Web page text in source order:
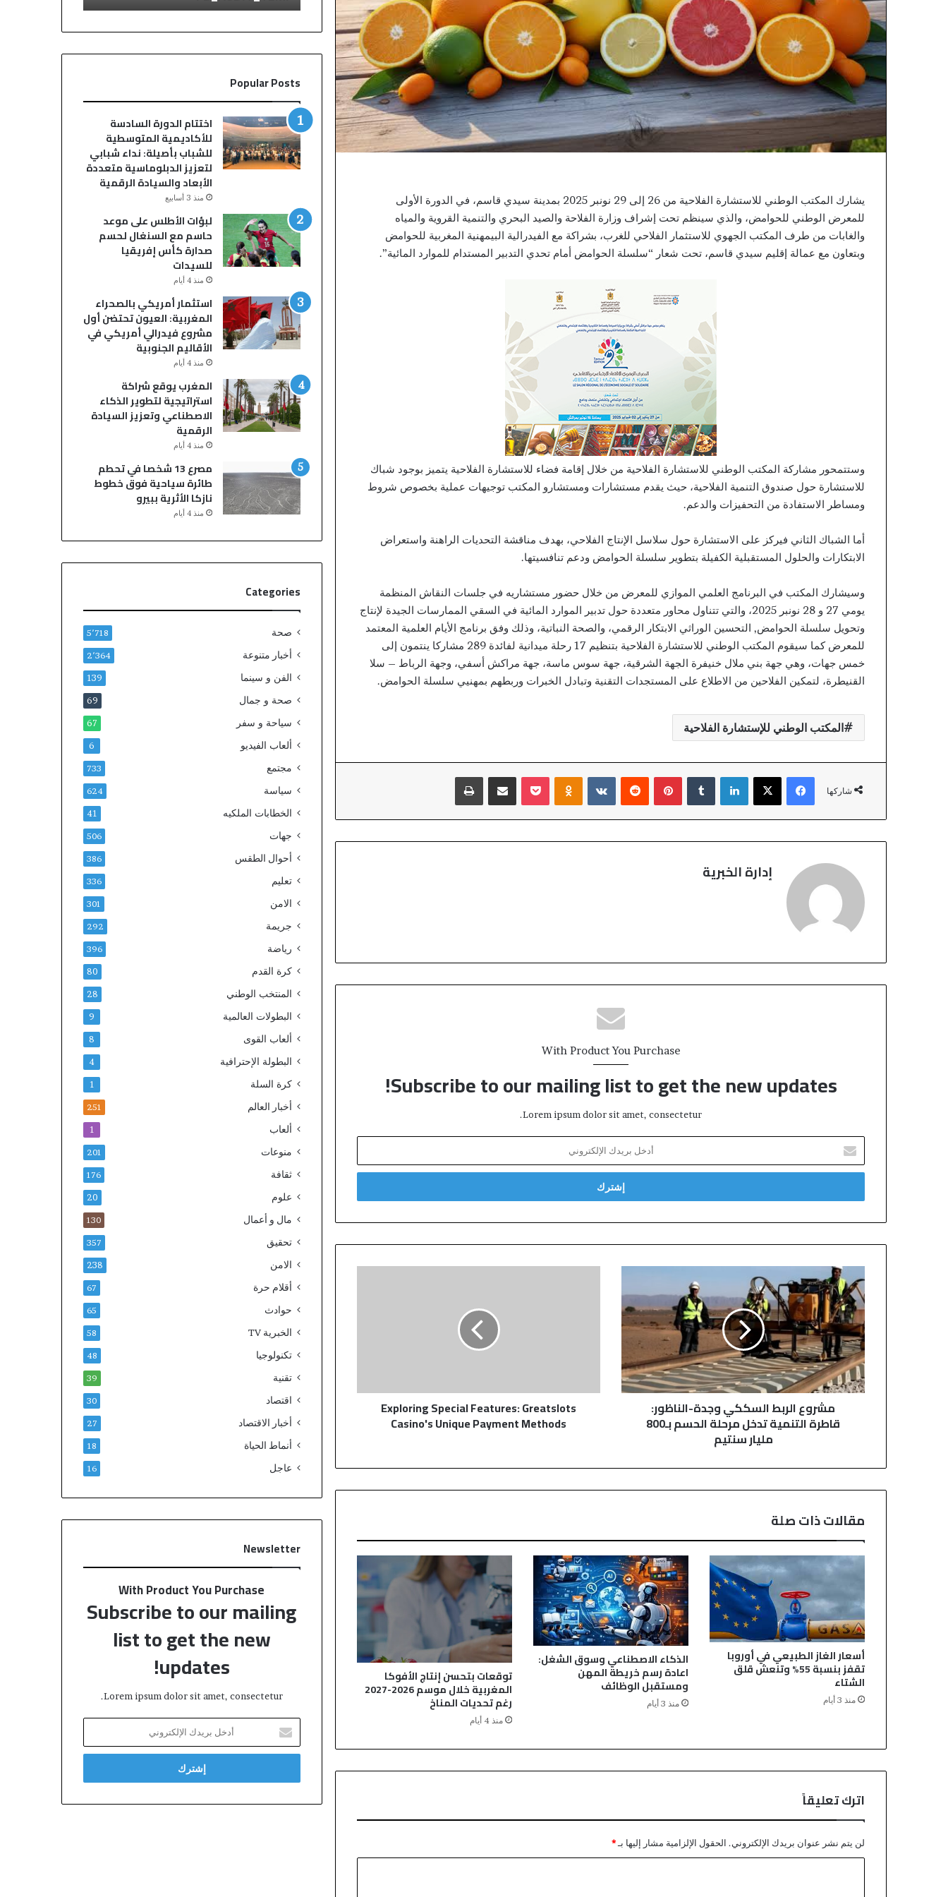
يشارك المكتب الوطني للاستشارة الفلاحية من 26 إلى 29 نونبر 2025 بمدينة سيدي قاسم، في الدورة الأولى
للمعرض الوطني للحوامض، والذي سينظم تحت إشراف وزارة الفلاحة والصيد البحري والتنمية القروية والمياه
والغابات من طرف المكتب الجهوي للاستثمار الفلاحي للغرب، بشراكة مع الفيدرالية البيمهنية المغربية للحوامض
وبتعاون مع عمالة إقليم سيدي قاسم، تحت شعار “سلسلة الحوامض أمام تحدي التدبير المستدام للموارد المائية”.
وستتمحور مشاركة المكتب الوطني للاستشارة الفلاحية من خلال إقامة فضاء للاستشارة الفلاحية يتميز بوجود شباك
للاستشارة حول صندوق التنمية الفلاحية، حيث يقدم مستشارات ومستشارو المكتب توجيهات عملية بخصوص شروط
ومساطر الاستفادة من التحفيزات والدعم.
أما الشباك الثاني فيركز على الاستشارة حول سلاسل الإنتاج الفلاحي، بهدف مناقشة التحديات الراهنة واستعراض
الابتكارات والحلول المستقبلية الكفيلة بتطوير سلسلة الحوامض ودعم تنافسيتها.
وسيشارك المكتب في البرنامج العلمي الموازي للمعرض من خلال حضور مستشاريه في جلسات النقاش المنظمة
يومي 27 و 28 نونبر 2025، والتي تتناول محاور متعددة حول تدبير الموارد المائية في السقي الممارسات الجيدة لإنتاج
وتحويل سلسلة الحوامض, التحسين الوراثي الابتكار الرقمي، والصحة النباتية، وذلك وفق برنامج الأيام العلمية المعتمد
للمعرض كما سيقوم المكتب الوطني للاستشارة الفلاحية بتنظيم 17 رحلة ميدانية لفائدة 289 مشاركا ينتمون إلى
خمس جهات، وهي جهة بني ملال خنيفرة الجهة الشرقية، جهة سوس ماسة، جهة مراكش أسفي، وجهة الرباط – سلا
القنيطرة، لتمكين الفلاحين من الاطلاع على المستجدات التقنية وتبادل الخبرات وربطهم بمهنيي سلسلة الحوامض.
المكتب الوطني للإستشارة الفلاحية
شاركها
فيسبوك‫X لينكدإن بينتيريست Odnoklassniki
‫Pocket مشاركة عبر البريد طباعة
إدارة الخبرية
With Product You Purchase
Subscribe to our mailing list to get the new updates!
Lorem ipsum dolor sit amet, consectetur.
بريدك
الإلكتروني
مشروع
الربط
السككي
وجدة-
الناظور:
قاطرة
التنمية
تدخل
مرحلة
مشروع الربط السككي وجدة-الناظور:
قاطرة التنمية تدخل مرحلة الحسم بـ800
مليار سنتيم
Exploring Special Features: Greatslots
Casino's Unique Payment Methods
مقالات ذات صلة
أسعار الغاز الطبيعي في أوروبا
تقفز بنسبة 55% وتنعش قلق
الشتاء
منذ 3 أيام
الذكاء الاصطناعي وسوق الشغل:
اعادة رسم خريطة المهن
ومستقبل الوظائف
منذ 3 أيام
توقعات بتحسن إنتاج الأفوكا
المغربية خلال موسم 2026-2027
رغم تحديات المناخ
منذ 4 أيام
اترك تعليقاً
لن يتم نشر عنوان بريدك الإلكتروني. الحقول الإلزامية مشار إليها بـ*
Popular Posts
اختتام الدورة السادسة
للأكاديمية المتوسطية
للشباب بأصيلة: نداء شبابي
لتعزيز الدبلوماسية متعددة
الأبعاد والسيادة الرقمية
منذ 3 أسابيع
لبؤات الأطلس على موعد
حاسم مع السنغال لحسم
صدارة كأس إفريقيا
للسيدات
منذ 4 أيام
استثمار أمريكي بالصحراء
المغربية: العيون تحتضن أول
مشروع فيدرالي أمريكي في
الأقاليم الجنوبية
منذ 4 أيام
المغرب يوقع شراكة
استراتيجية لتطوير الذكاء
الاصطناعي وتعزيز السيادة
الرقمية
منذ 4 أيام
مصرع 13 شخصا في تحطم
طائرة سياحية فوق خطوط
نازكا الأثرية ببيرو
منذ 4 أيام
Categories
صحة 5٬718
أخبار متنوعة 2٬364
الفن و سينما 139
صحة و جمال 69
سياحة و سفر 67
ألعاب الفيديو 6
مجتمع 733
سياسة 624
الخطابات الملكيه 41
جهات 506
أحوال الطقس 386
تعليم 336
الامن 301
جريمة 292
رياضة 396
كرة القدم 80
المنتخب الوطني 28
البطولات العالمية 9
ألعاب القوى 8
البطولة الإحترافية 4
كرة السلة 1
أخبار العالم 251
ألعاب 1
منوعات 201
ثقافة 176
علوم 20
مال و أعمال 130
تحقيق 357
الامن 238
أقلام حرة 67
حوادث 65
الخبرية TV 58
تكنولوجيا 48
تقنية 39
اقتصاد 30
أخبار الاقتصاد 27
أنماط الحياة 18
عاجل 16
Newsletter
With Product You Purchase
Subscribe to our mailing
list to get the new
updates!
Lorem ipsum dolor sit amet, consectetur.
بريدك
الإلكتروني